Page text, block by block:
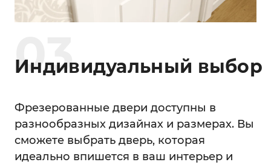
Индивидуальный выбор
03
Фрезерованные двери доступны в
разнообразных дизайнах и размерах. Вы
сможете выбрать дверь, которая
идеально впишется в ваш интерьер и